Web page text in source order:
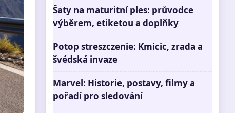
Šaty na maturitní ples: průvodce
výběrem, etiketou a doplňky
Potop streszczenie: Kmicic, zrada a
švédská invaze
Marvel: Historie, postavy, filmy a
pořadí pro sledování